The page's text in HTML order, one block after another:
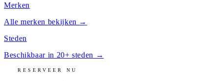
Merken
Alle merken bekijken →
Steden
Beschikbaar in 20+ steden →
RESERVEER NU